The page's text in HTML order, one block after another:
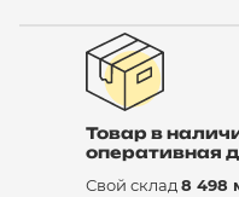
Товар в
оперативная
Свой склад8 498